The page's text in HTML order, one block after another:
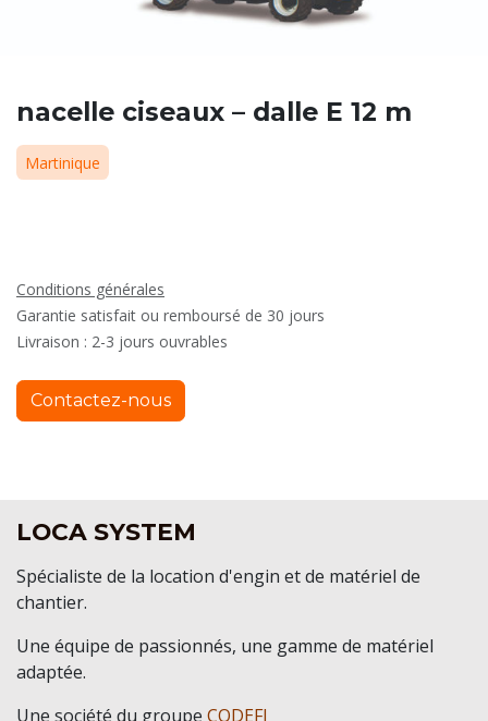
nacelle ciseaux – dalle E 12 m
Martinique
Conditions générales
Garantie satisfait ou remboursé de 30 jours
Livraison : 2-3 jours ouvrables
Contactez-nous
LOCA SYSTEM
Spécialiste de la location d'engin et de matériel de
chantier.
Une équipe de passionnés, une gamme de matériel
adaptée.
Une société du groupe CODEFI